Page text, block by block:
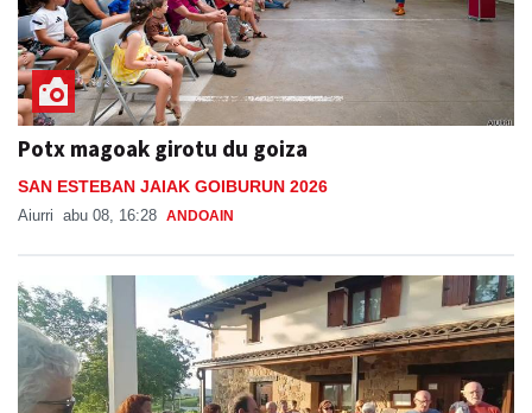
Potx magoak girotu du goiza
SAN ESTEBAN JAIAK GOIBURUN 2026
Aiurri abu 08, 16:28 ANDOAIN